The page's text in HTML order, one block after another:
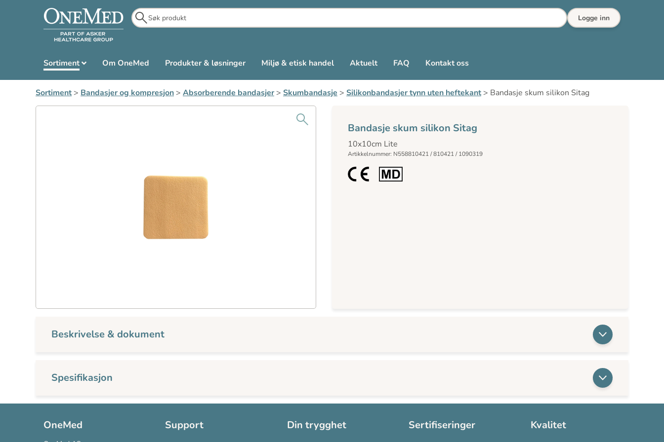
Logge inn
Sortiment Om OneMed Produkter & løsninger Miljø & etisk handel Aktuelt FAQ Kontakt oss
Sortiment> Bandasjer og kompresjon> Absorberende bandasjer> Skumbandasje > Silikonbandasjer tynn uten heftekant> Bandasje skum silikon Sitag
Bandasje skum silikon Sitag
10x10cm Lite
Artikkelnummer: N558810421 / 810421 / 1090319
Beskrivelse & dokument
Spesifikasjon
OneMed Support Din trygghet Sertifiseringer Kvalitet